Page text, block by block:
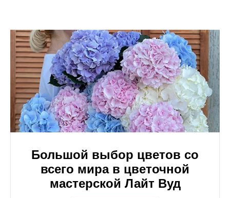
Большой выбор цветов со
всего мира в цветочной
мастерской Лайт Вуд